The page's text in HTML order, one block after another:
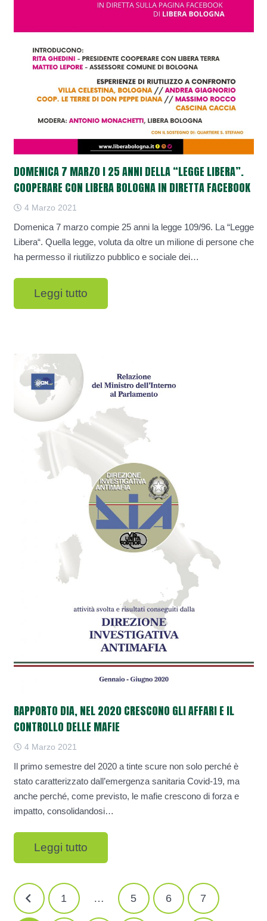
DOMENICA 7 MARZO I 25 ANNI DELLA “LEGGE LIBERA”.
COOPERARE CON LIBERA BOLOGNA IN DIRETTA FACEBOOK
4 Marzo 2021
Domenica 7 marzo compie 25 anni la legge 109/96. La “Legge
Libera“. Quella legge, voluta da oltre un milione di persone che
ha permesso il riutilizzo pubblico e sociale dei…
Leggi tutto
RAPPORTO DIA, NEL 2020 CRESCONO GLI AFFARI E IL
CONTROLLO DELLE MAFIE
4 Marzo 2021
Il primo semestre del 2020 a tinte scure non solo perché è
stato caratterizzato dall’emergenza sanitaria Covid-19, ma
anche perché, come previsto, le mafie crescono di forza e
impatto, consolidandosi…
Leggi tutto
NAVIGAZIONE
ARTICOLI
1 … 5 6 7